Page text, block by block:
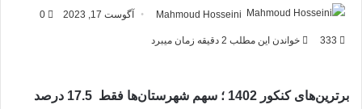
Mahmoud Hosseini آگوست 17, 2023 0
333 خواندن این مطلب 2 دقیقه زمان میبرد
برترین‌های کنکور 1402 ؛ سهم شهرستان‌ها فقط 17.5 درصد